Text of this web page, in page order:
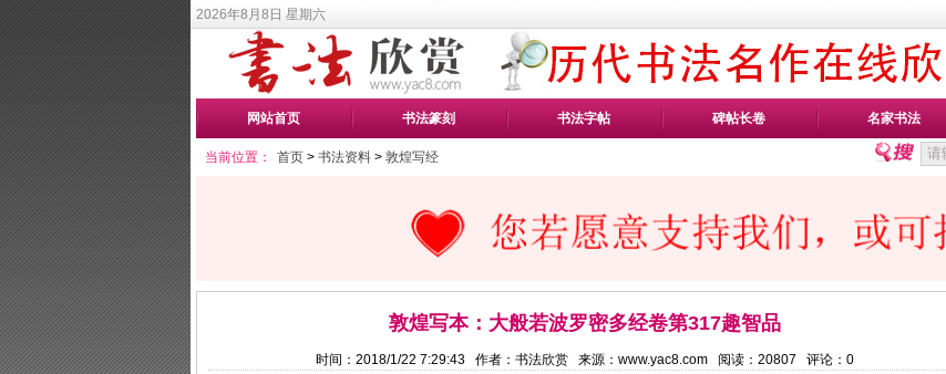
2026年8月8日 星期六
网站首页 书法篆刻 书法字帖 碑帖长卷 名家书法
当前位置： 首页 > 书法资料 > 敦煌写经
敦煌写本：大般若波罗密多经卷第317趣智品
时间：2018/1/22 7:29:43 作者：书法欣赏 来源：www.yac8.com 阅读： 20807 评论： 0